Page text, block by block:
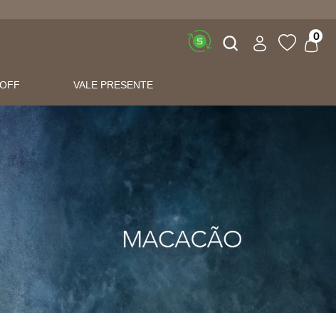
Buscar 0
VALE PRESENTE